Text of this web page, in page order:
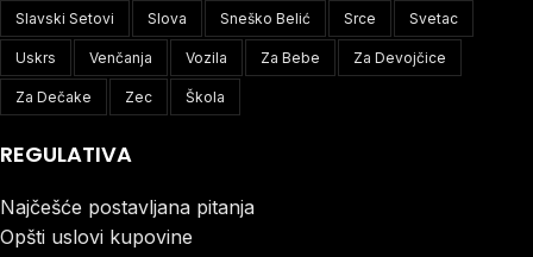
Slavski Setovi Slova Sneško Belić Srce Svetac
Uskrs Venčanja Vozila Za Bebe Za Devojčice
Za Dečake Zec Škola
REGULATIVA
Najčešće postavljana pitanja
Opšti uslovi kupovine